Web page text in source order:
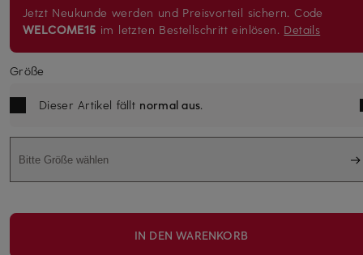
Jetzt Neukunde werden und Preisvorteil sichern. Code
WELCOME15 im letzten Bestellschritt einlösen. Details
Größe
Dieser Artikel fällt normal aus.
Bitte Größe wählen
IN DEN WARENKORB